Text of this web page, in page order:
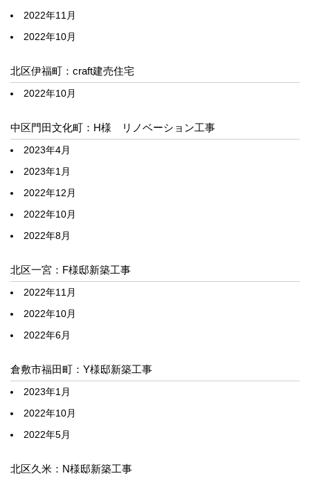
2022年11月
2022年10月
北区伊福町：craft建売住宅
2022年10月
中区門田文化町：H様 リノベーション工事
2023年4月
2023年1月
2022年12月
2022年10月
2022年8月
北区一宮：F様邸新築工事
2022年11月
2022年10月
2022年6月
倉敷市福田町：Y様邸新築工事
2023年1月
2022年10月
2022年5月
北区久米：N様邸新築工事